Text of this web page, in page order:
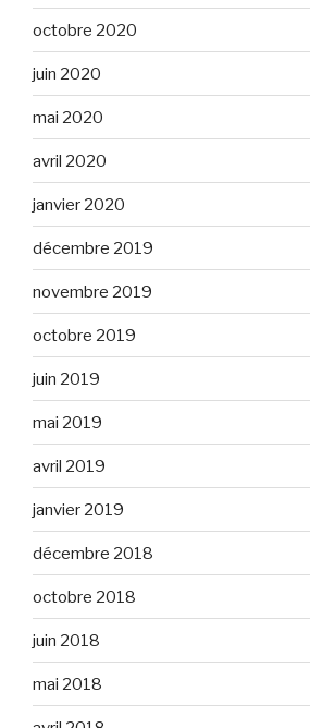
octobre 2020
juin 2020
mai 2020
avril 2020
janvier 2020
décembre 2019
novembre 2019
octobre 2019
juin 2019
mai 2019
avril 2019
janvier 2019
décembre 2018
octobre 2018
juin 2018
mai 2018